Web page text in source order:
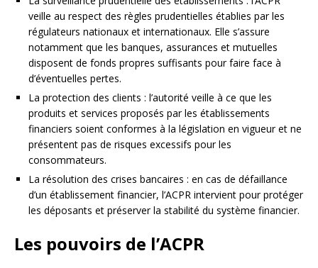
veille au respect des règles prudentielles établies par les
régulateurs nationaux et internationaux. Elle s’assure
notamment que les banques, assurances et mutuelles
disposent de fonds propres suffisants pour faire face à
d’éventuelles pertes.
La protection des clients : l’autorité veille à ce que les
produits et services proposés par les établissements
financiers soient conformes à la législation en vigueur et ne
présentent pas de risques excessifs pour les
consommateurs.
La résolution des crises bancaires : en cas de défaillance
d’un établissement financier, l’ACPR intervient pour protéger
les déposants et préserver la stabilité du système financier.
Les pouvoirs de l’ACPR